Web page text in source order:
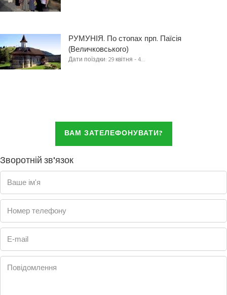
РУМУНІЯ. По стопах прп. Паїсія
(Величковського)
Дати поїздки: 29 квітня - 4…
ВАМ ЗАТЕЛЕФОНУВАТИ?
Зворотній зв'язок
Ваше ім'я
Номер телефону
E-mail
Повідомлення